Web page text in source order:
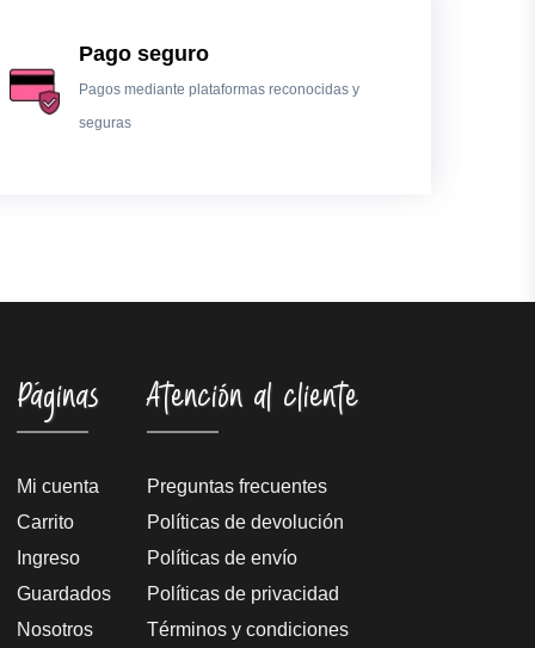
Pago seguro
Pagos mediante plataformas reconocidas y
seguras
Páginas
Mi cuenta
Carrito
Ingreso
Guardados
Nosotros
Atención al cliente
Preguntas frecuentes
Políticas de devolución
Políticas de envío
Políticas de privacidad
Términos y condiciones